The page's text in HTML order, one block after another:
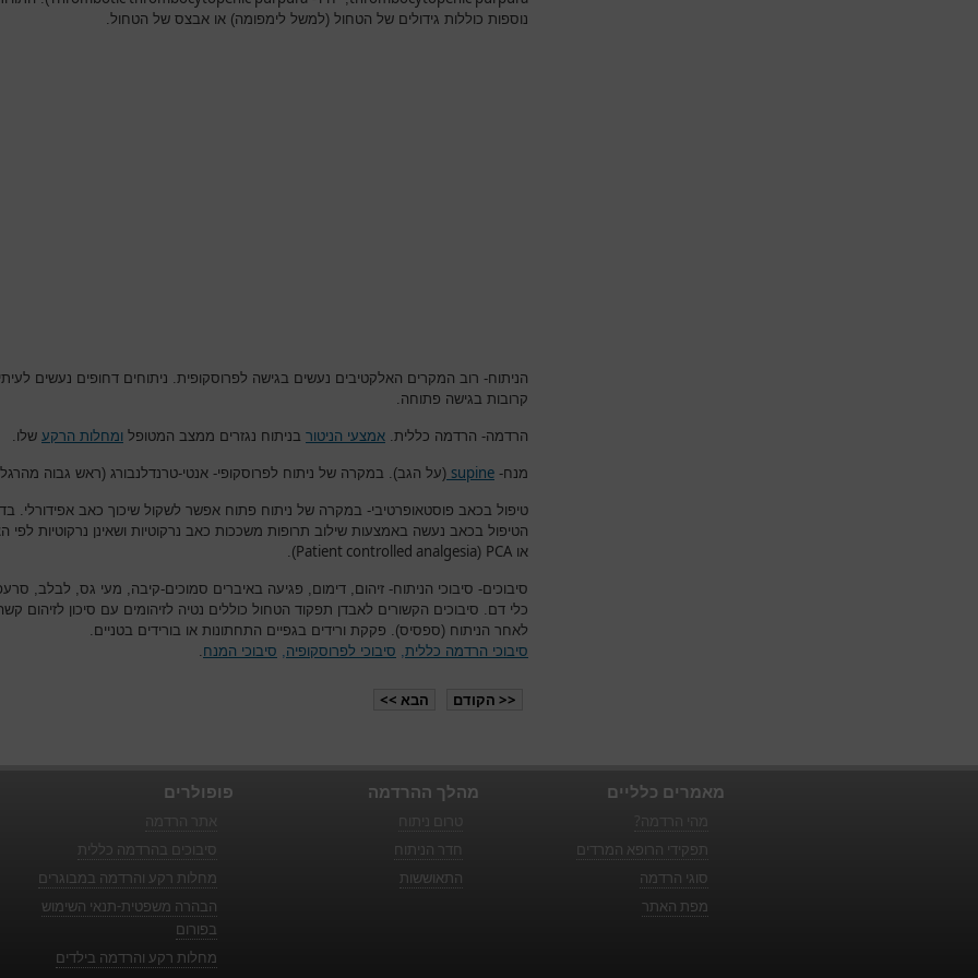
נוספות כוללות גידולים של הטחול (למשל לימפומה) או אבצס של הטחול.
הניתוח- רוב המקרים האלקטיבים נעשים בגישה לפרוסקופית. ניתוחים דחופים נעשים
קרובות בגישה פתוחה.
הרדמה- הרדמה כללית. אמצעי הניטור בניתוח נגזרים ממצב המטופל ומחלות הרקע שלו.
מנח- supine (על הגב). במקרה של ניתוח לפרוסקופי- אנטי-טרנדלנבורג (ראש גבוה
טיפול בכאב פוסטאופרטיבי- במקרה של ניתוח פתוח אפשר לשקול שיכוך כאב אפידורלי.
הטיפול בכאב נעשה באמצעות שילוב תרופות משככות כאב נרקוטיות ושאינן נרקוטיות לפי
או PCA
(
Patient controlled analgesia
).
סיבוכים- סיבוכי הניתוח- זיהום, דימום, פגיעה באיברים סמוכים-קיבה, מעי גס, לבלב,
כלי דם. סיבוכים הקשורים לאבדן תפקוד הטחול כוללים נטיה לזיהומים עם סיכון לזיהום
לאחר הניתוח (ספסיס). פקקת ורידים בגפיים התחתונות או בורידים בטניים.
סיבוכי הרדמה כללית, סיבוכי לפרוסקופיה, סיבוכי המנח.
<< הקודם הבא >>
פופולרים
סיבוכים בהרדמה כללית
מחלות רקע והרדמה במבוגרים
הבהרה משפטית-תנאי השימוש
בפורום
מחלות רקע והרדמה בילדים
מהלך ההרדמה
חדר הניתוח
התאוששות
מאמרים כלליים
תפקידי הרופא המרדים
סוגי הרדמה
מפת האתר